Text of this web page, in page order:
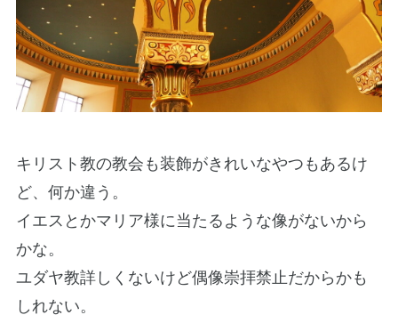
キリスト教の教会も装飾がきれいなやつもあるけ
ど、何か違う。
イエスとかマリア様に当たるような像がないから
かな。
ユダヤ教詳しくないけど偶像崇拝禁止だからかも
しれない。